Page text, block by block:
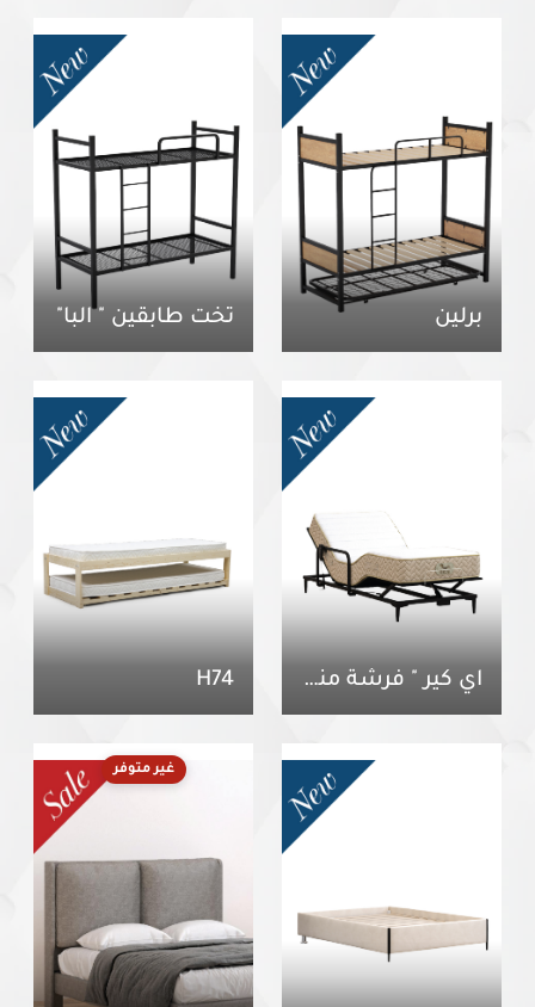
برلين تخت طابقين " البا"
آي كير " فرشة منفصلة " H74
غير متوفر